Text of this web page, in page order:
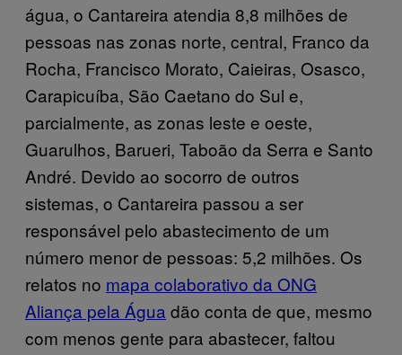
água, o Cantareira atendia 8,8 milhões de
pessoas nas zonas norte, central, Franco da
Rocha, Francisco Morato, Caieiras, Osasco,
Carapicuíba, São Caetano do Sul e,
parcialmente, as zonas leste e oeste,
Guarulhos, Barueri, Taboão da Serra e Santo
André. Devido ao socorro de outros
sistemas, o Cantareira passou a ser
responsável pelo abastecimento de um
número menor de pessoas: 5,2 milhões. Os
relatos no mapa colaborativo da ONG
Aliança pela Água dão conta de que, mesmo
com menos gente para abastecer, faltou